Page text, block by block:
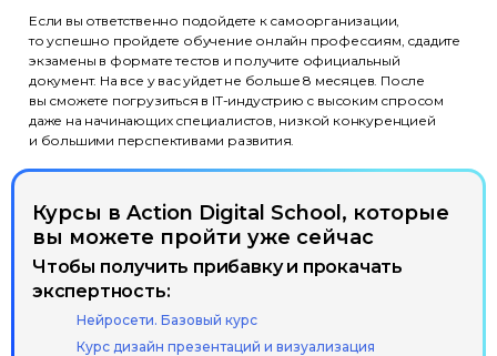
Если вы ответственно подойдете к самоорганизации,
то успешно пройдете обучение онлайн профессиям, сдадите
экзамены в формате тестов и получите официальный
документ. На все у вас уйдет не больше 8 месяцев. После
вы сможете погрузиться в IT-индустрию с высоким спросом
даже на начинающих специалистов, низкой конкуренцией
и большими перспективами развития.
Курсы в Action Digital School, которые
вы можете пройти уже сейчас
Чтобы получить прибавку и прокачать
экспертность:
Нейросети. Базовый курс
Курс дизайн презентаций и визуализация
© ООО «Актион-Диджитал»,
2026 г. Все права защищены
Информация на сайте носит
информационный характер
и не является публичной офертой
(ст. 437 ГК РФ)